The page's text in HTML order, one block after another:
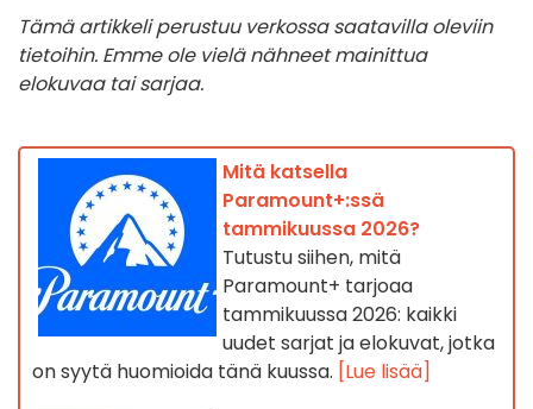
Tämä artikkeli perustuu verkossa saatavilla oleviin
tietoihin. Emme ole vielä nähneet mainittua
elokuvaa tai sarjaa.
Mitä katsella
Paramount+:ssä
tammikuussa 2026?
Tutustu siihen, mitä
Paramount+ tarjoaa
tammikuussa 2026: kaikki
uudet sarjat ja elokuvat, jotka
on syytä huomioida tänä kuussa. [Lue lisää]